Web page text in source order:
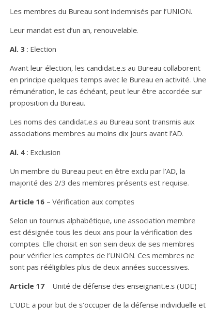
Les membres du Bureau sont indemnisés par l’UNION.
Leur mandat est d’un an, renouvelable.
Al. 3 : Election
Avant leur élection, les candidat.e.s au Bureau collaborent
en principe quelques temps avec le Bureau en activité. Une
rémunération, le cas échéant, peut leur être accordée sur
proposition du Bureau.
Les noms des candidat.e.s au Bureau sont transmis aux
associations membres au moins dix jours avant l’AD.
Al. 4 : Exclusion
Un membre du Bureau peut en être exclu par l’AD, la
majorité des 2/3 des membres présents est requise.
Article 16 – Vérification aux comptes
Selon un tournus alphabétique, une association membre
est désignée tous les deux ans pour la vérification des
comptes. Elle choisit en son sein deux de ses membres
pour vérifier les comptes de l’UNION. Ces membres ne
sont pas rééligibles plus de deux années successives.
Article 17 – Unité de défense des enseignant.e.s (UDE)
L’UDE a pour but de s’occuper de la défense individuelle et